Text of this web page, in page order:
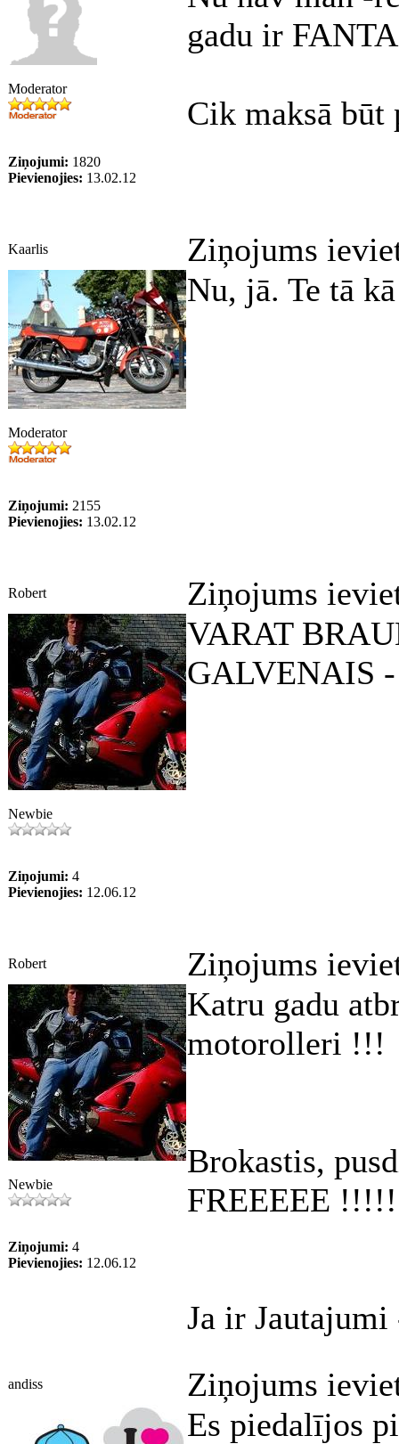
Moderator
Ziņojumi: 1820
Pievienojies: 13.02.12
gadu ir
Cik maksā būt
Kaarlis Ziņojums
Moderator
Ziņojumi: 2155
Pievienojies: 13.02.12
Nu, jā. Te tā
Robert Ziņojums
Newbie
Ziņojumi: 4
Pievienojies: 12.06.12
VARAT
GALVENAIS
Robert Ziņojums
Newbie
Ziņojumi: 4
Pievienojies: 12.06.12
Katru gadu
motorolleri !!!
Brokastis,
FREEEEE !!!!!
Ja ir
andiss Ziņojums
Es piedalījos